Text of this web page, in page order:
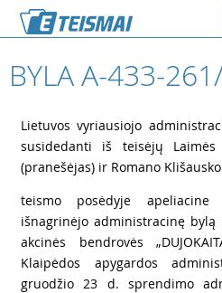
BYLA A-433-
Lietuvos vyriausiojo
susidedanti iš teisėjų Laimės
(pranešėjas) ir Romano
teismo posėdyje
išnagrinėjo administracinę bylą
akcinės bendrovės
Klaipėdos apygardos
gruodžio 23 d. sprendimo